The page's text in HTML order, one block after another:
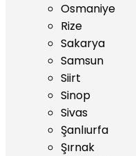
Osmaniye
Rize
Sakarya
Samsun
Siirt
Sinop
Sivas
Şanlıurfa
Şırnak